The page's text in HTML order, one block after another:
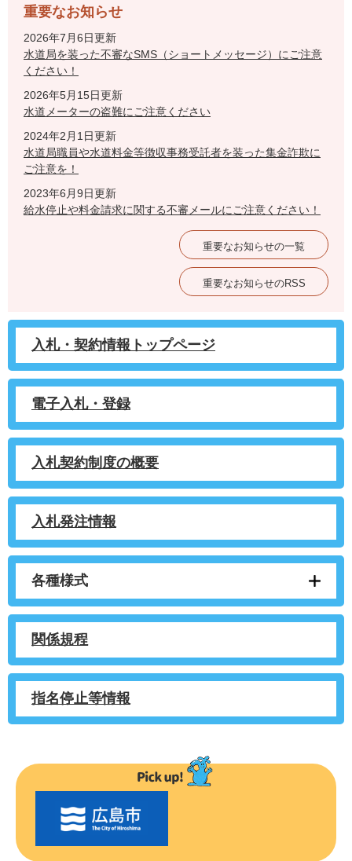
重要なお知らせ
2026年7月6日更新
水道局を装った不審なSMS（ショートメッセージ）にご注意
ください！
2026年5月15日更新
水道メーターの盗難にご注意ください
2024年2月1日更新
水道局職員や水道料金等徴収事務受託者を装った集金詐欺に
ご注意を！
2023年6月9日更新
給水停止や料金請求に関する不審メールにご注意ください！
重要なお知らせの一覧
重要なお知らせのRSS
入札・契約情報トップページ
電子入札・登録
入札契約制度の概要
入札発注情報
各種様式
関係規程
指名停止等情報